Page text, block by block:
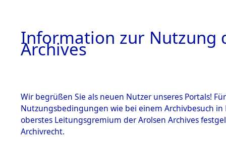
Information zur Nutzung
Archives
Wir begrüßen Sie als neuen Nutzer unseres Portals!
Nutzungsbedingungen wie bei einem Archivbesuch
oberstes Leitungsgremium der Arolsen Archives
Archivrecht.